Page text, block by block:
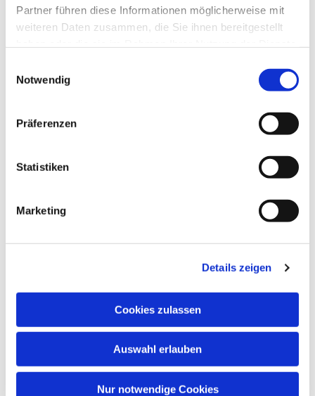
Partner führen diese Informationen möglicherweise mit
weiteren Daten zusammen, die Sie ihnen bereitgestellt
Notwendig
Präferenzen
Statistiken
Marketing
Details zeigen
Cookies zulassen
Auswahl erlauben
Nur notwendige Cookies